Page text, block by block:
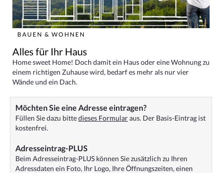
BAUEN & WOHNEN
Alles für Ihr Haus
Home sweet Home! Doch damit ein Haus oder eine Wohnung zu
einem richtigen Zuhause wird, bedarf es mehr als nur vier
Wände und ein Dach.
Möchten Sie eine Adresse eintragen?
Füllen Sie dazu bittedieses Formularaus. Der Basis-Eintrag ist
kostenfrei.
Adresseintrag-PLUS
Beim Adresseintrag-PLUS können Sie zusätzlich zu Ihren
Adressdaten ein Foto, Ihr Logo, Ihre Öffnungszeiten, einen